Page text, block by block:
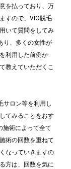
を払っており、万
すので、VIO脱毛
いて質問をしてみ
り、多くの女性が
利用した前例か
教えていただくこ
サロン等を利用し
てみることをおす
施術によって全て
術の回数を重ねて
なっていきますの
方は、回数を気に